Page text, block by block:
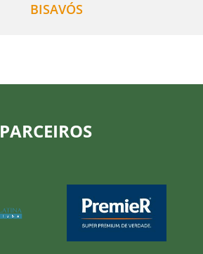
BISAVÓS
PARCEIROS